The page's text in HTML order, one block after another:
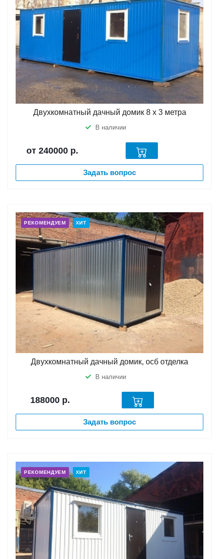
Двухкомнатный дачный домик 8 х 3 метра
В наличии
от 240000 р.
Задать вопрос
РЕКОМЕНДУЕМ ХИТ
Двухкомнатный дачный домик, осб отделка
В наличии
188000 р.
Задать вопрос
РЕКОМЕНДУЕМ ХИТ